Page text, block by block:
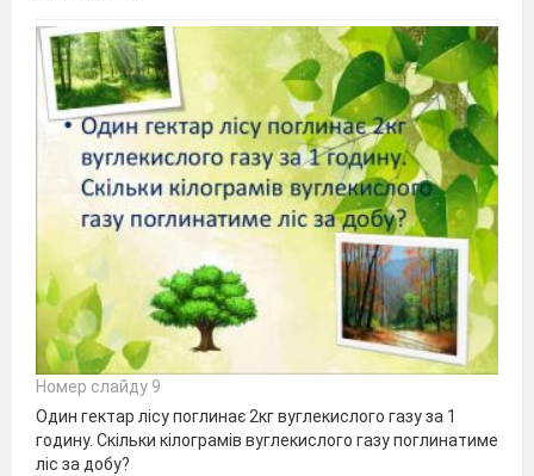
Номер слайду 9
Один гектар лісу поглинає 2кг вуглекислого газу за 1
годину. Скільки кілограмів вуглекислого газу поглинатиме
ліс за добу?